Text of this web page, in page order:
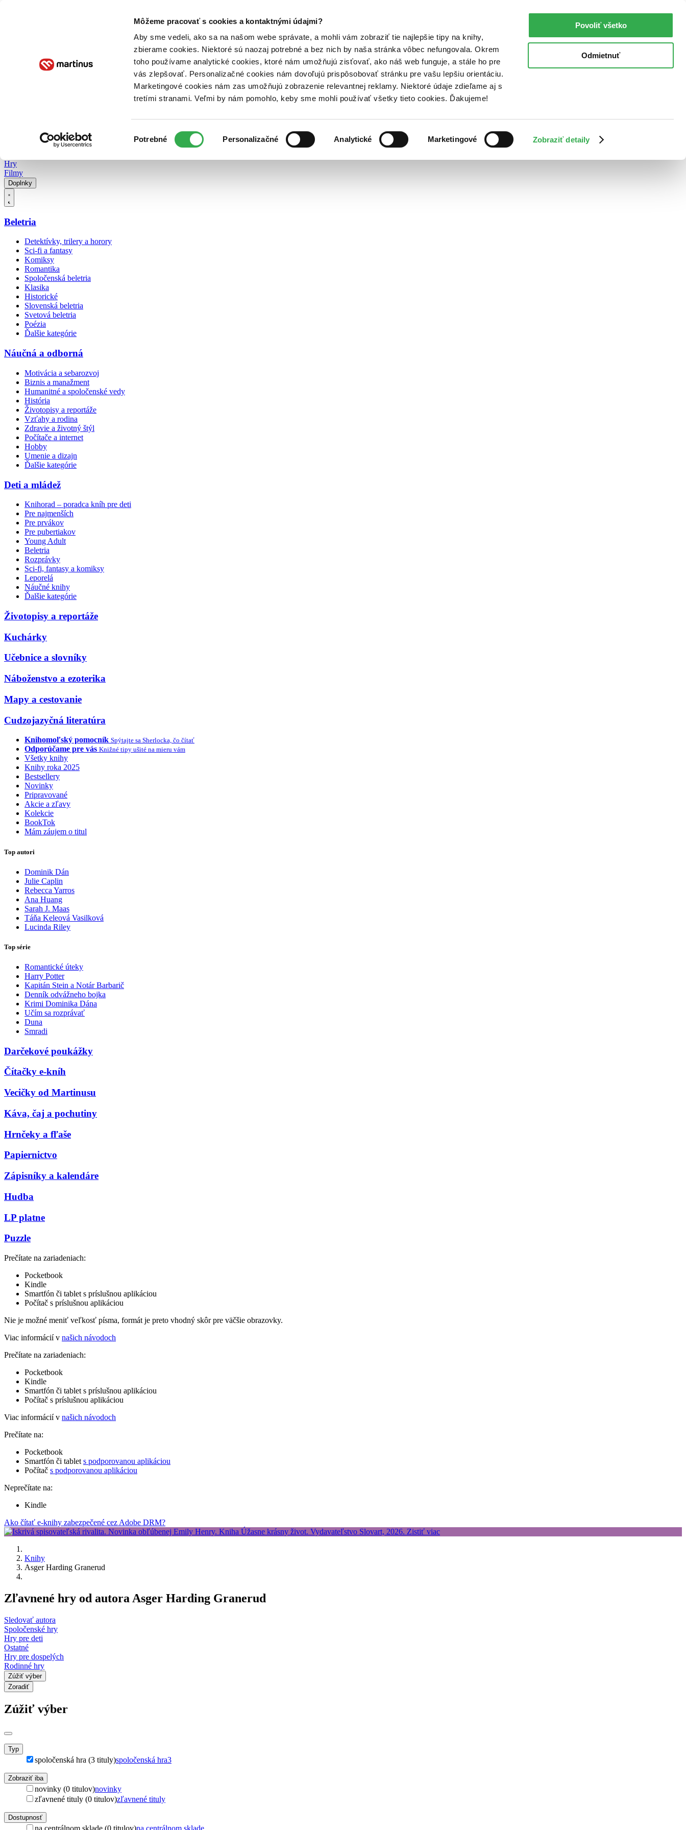
Môžeme pracovať s cookies a kontaktnými údajmi?
Aby sme vedeli, ako sa na našom webe správate, a mohli vám zobraziť tie najlepšie tipy na knihy,
zbierame cookies. Niektoré sú naozaj potrebné a bez nich by naša stránka vôbec nefungovala. Okrem
toho používame analytické cookies, ktoré nám umožňujú zisťovať, ako náš web funguje, a stále ho pre
vás zlepšovať. Personalizačné cookies nám dovoľujú prispôsobovať stránku pre vašu lepšiu orientáciu.
Marketingové cookies nám zas umožňujú zobrazenie relevantnej reklamy. Niektoré údaje zdieľame aj s
tretími stranami. Veľmi by nám pomohlo, keby sme mohli používať všetky tieto cookies. Ďakujeme!
súhlasu
Potrebné Personalizačné Analytické Marketingové Zobraziť detaily
Povoliť všetko
Odmietnuť
Poukážky Kontakt
Hry
Filmy
Doplnky
Beletria
Detektívky, trilery a horory
Sci-fi a fantasy
Komiksy
Romantika
Spoločenská beletria
Klasika
Historické
Slovenská beletria
Svetová beletria
Poézia
Ďalšie kategórie
Náučná a odborná
Motivácia a sebarozvoj
Biznis a manažment
Humanitné a spoločenské vedy
História
Životopisy a reportáže
Vzťahy a rodina
Zdravie a životný štýl
Počítače a internet
Hobby
Umenie a dizajn
Ďalšie kategórie
Deti a mládež
Knihorad – poradca kníh pre deti
Pre najmenších
Pre prvákov
Pre pubertiakov
Young Adult
Beletria
Rozprávky
Sci-fi, fantasy a komiksy
Leporelá
Náučné knihy
Ďalšie kategórie
Životopisy a reportáže
Kuchárky
Učebnice a slovníky
Náboženstvo a ezoterika
Mapy a cestovanie
Cudzojazyčná literatúra
Knihomoľský pomocník Spýtajte sa Sherlocka, čo čítať
Odporúčame pre vás Knižné tipy ušité na mieru vám
Všetky knihy
Knihy roka 2025
Bestsellery
Novinky
Pripravované
Akcie a zľavy
Kolekcie
BookTok
Mám záujem o titul
Top autori
Dominik Dán
Julie Caplin
Rebecca Yarros
Ana Huang
Sarah J. Maas
Táňa Keleová Vasilková
Lucinda Riley
Top série
Romantické úteky
Harry Potter
Kapitán Stein a Notár Barbarič
Denník odvážneho bojka
Krimi Dominika Dána
Učím sa rozprávať
Duna
Smradi
Darčekové poukážky
Čítačky e-kníh
Vecičky od Martinusu
Káva, čaj a pochutiny
Hrnčeky a fľaše
Papiernictvo
Zápisníky a kalendáre
Hudba
LP platne
Puzzle
Prečítate na zariadeniach:
Pocketbook
Kindle
Smartfón či tablet s príslušnou aplikáciou
Počítač s príslušnou aplikáciou
Nie je možné meniť veľkosť písma, formát je preto vhodný skôr pre väčšie obrazovky.
Viac informácií v našich návodoch
Prečítate na zariadeniach:
Pocketbook
Kindle
Smartfón či tablet s príslušnou aplikáciou
Počítač s príslušnou aplikáciou
Viac informácií v našich návodoch
Prečítate na:
Pocketbook
Smartfón či tablet s podporovanou aplikáciou
Počítač s podporovanou aplikáciou
Neprečítate na:
Kindle
Ako čítať e-knihy zabezpečené cez Adobe DRM?
Knihy
Asger Harding Granerud
Zľavnené hry od autora Asger Harding Granerud
Sledovať autora
Spoločenské hry
Hry pre deti
Ostatné
Hry pre dospelých
Rodinné hry
Zúžiť výber
Zoradiť
Zúžiť výber
Typ
spoločenská hra (3 tituly)spoločenská hra3
Zobraziť iba
novinky (0 titulov)novinky
zľavnené tituly (0 titulov)zľavnené tituly
Dostupnosť
na centrálnom sklade (0 titulov)na centrálnom sklade